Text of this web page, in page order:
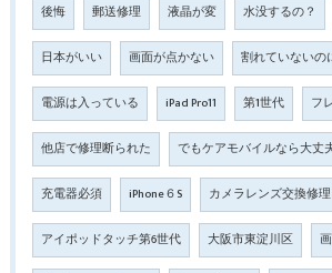
後悔 郵送修理 液晶が変 水没するの？
日本がいい 画面が点かない 割れていないの
電源は入っている iPad Pro11 第1世代 フ
他店で修理断られた でもケアモバイルなら大丈
充電器必須 iPhone６S カメラレンズ交換修理
アイポッドタッチ第6世代 大阪市東淀川区